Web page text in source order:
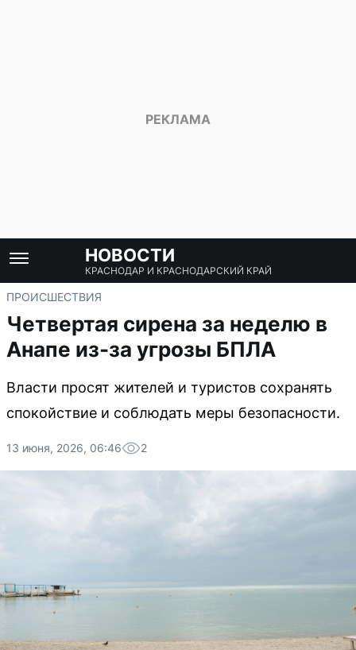
НОВОСТИ
КРАСНОДАР И КРАСНОДАРСКИЙ КРАЙ
ПРОИСШЕСТВИЯ
Четвертая сирена за неделю в
Анапе из-за угрозы БПЛА
Власти просят жителей и туристов сохранять
спокойствие и соблюдать меры безопасности.
13 июня, 2026, 06:46 2